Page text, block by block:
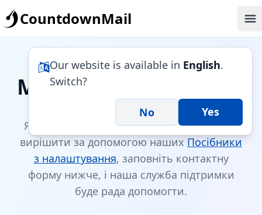
CountdownMail
Our website is available in English.
Switch?
No Yes
Ми готові допомогти!
Якщо у вас є проблема, яку ви не можете
вирішити за допомогою наших Посібники
з налаштування, заповніть контактну
форму нижче, і наша служба підтримки
буде рада допомогти.